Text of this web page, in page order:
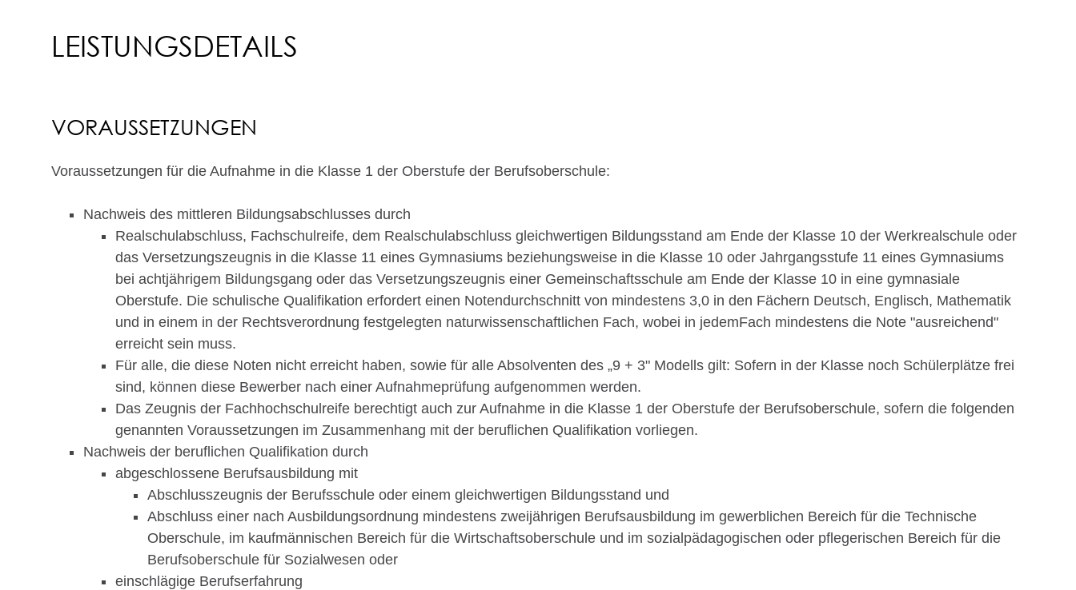
LEISTUNGSDETAILS
VORAUSSETZUNGEN
Voraussetzungen für die Aufnahme in die Klasse 1 der Oberstufe der Berufsoberschule:
Nachweis des mittleren Bildungsabschlussesdurch
Realschulabschluss, Fachschulreife, dem Realschulabschluss gleichwertigen Bildungsstand am Ende der Klasse 10 der Werkrealschule oder
das Versetzungszeugnis in die Klasse 11 eines Gymnasiums beziehungsweise in die Klasse 10 oder Jahrgangsstufe 11 eines Gymnasiums
bei achtjährigem Bildungsgang oder das Versetzungszeugnis einer Gemeinschaftsschule am Ende der Klasse 10 in eine gymnasiale
Oberstufe. Die schulische Qualifikation erfordert einen Notendurchschnitt von mindestens 3,0 in den Fächern Deutsch, Englisch, Mathematik
und in einem in der Rechtsverordnung festgelegten naturwissenschaftlichen Fach, wobei in jedemFach mindestens die Note "ausreichend"
erreicht sein muss.
Für alle, die diese Noten nicht erreicht haben, sowie für alle Absolventen des „9 + 3" Modells gilt: Sofern in der Klasse noch Schülerplätze frei
sind, können diese Bewerber nach einer Aufnahmeprüfung aufgenommen werden.
Das Zeugnis der Fachhochschulreife berechtigt auch zur Aufnahme in die Klasse 1 der Oberstufe der Berufsoberschule, sofern die folgenden
genannten Voraussetzungen im Zusammenhang mit der beruflichen Qualifikation vorliegen.
Nachweis der beruflichen Qualifikation durch
abgeschlossene Berufsausbildung mit
Abschlusszeugnis der Berufsschule oder einem gleichwertigen Bildungsstand und
Abschluss einer nach Ausbildungsordnung mindestens zweijährigen Berufsausbildung im gewerblichen Bereich für die Technische
Oberschule, im kaufmännischen Bereich für die Wirtschaftsoberschule und im sozialpädagogischen oder pflegerischen Bereich für die
Berufsoberschule für Sozialwesenoder
einschlägige Berufserfahrung